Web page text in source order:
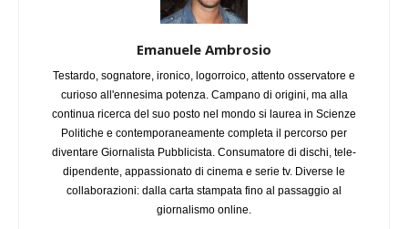
Emanuele Ambrosio
Testardo, sognatore, ironico, logorroico, attento osservatore e
curioso all'ennesima potenza. Campano di origini, ma alla
continua ricerca del suo posto nel mondo si laurea in Scienze
Politiche e contemporaneamente completa il percorso per
diventare Giornalista Pubblicista. Consumatore di dischi, tele-
dipendente, appassionato di cinema e serie tv. Diverse le
collaborazioni: dalla carta stampata fino al passaggio al
giornalismo online.